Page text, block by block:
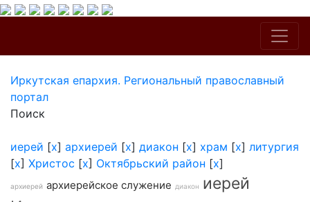
Иркутская епархия. Региональный православный
портал
Поиск
иерей [x] архиерей [x] диакон [x] храм [x] литургия
[x] Христос [x] Октябрьский район [x]
архиерей архиерейское служение диакон иерей